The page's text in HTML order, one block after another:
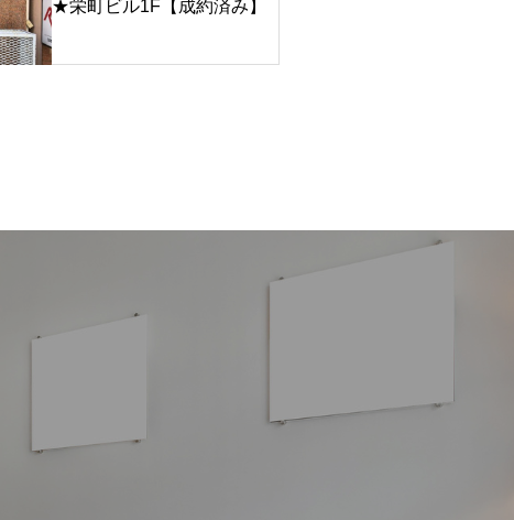
★栄町ビル1F【成約済み】